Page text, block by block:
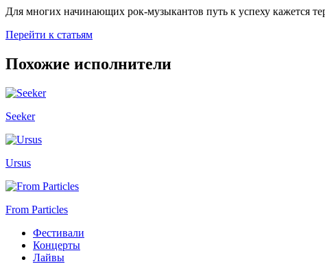
Для многих начинающих рок-музыкантов путь к успеху кажется
Перейти к статьям
Похожие исполнители
Seeker
Ursus
From Particles
Фестивали
Концерты
Лайвы